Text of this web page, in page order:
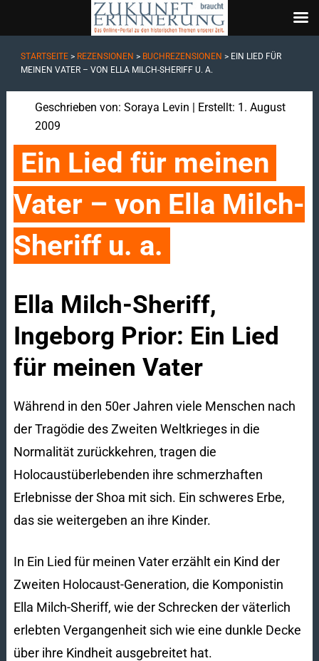
STARTSEITE> REZENSIONEN > BUCHREZENSIONEN > EIN LIED FÜR
MEINEN VATER – VON ELLA MILCH-SHERIFF U. A.
Geschrieben von: Soraya Levin | Erstellt: 1. August
2009
Ein Lied für meinen
Vater – von Ella Milch-
Sheriff u. a.
Ella Milch-Sheriff,
Ingeborg Prior: Ein Lied
für meinen Vater
Während in den 50er Jahren viele Menschen nach
der Tragödie des Zweiten Weltkrieges in die
Normalität zurückkehren, tragen die
Holocaustüberlebenden ihre schmerzhaften
Erlebnisse der Shoa mit sich. Ein schweres Erbe,
das sie weitergeben an ihre Kinder.
In Ein Lied für meinen Vater erzählt ein Kind der
Zweiten Holocaust-Generation, die Komponistin
Ella Milch-Sheriff, wie der Schrecken der väterlich
erlebten Vergangenheit sich wie eine dunkle Decke
über ihre Kindheit ausgebreitet hat.